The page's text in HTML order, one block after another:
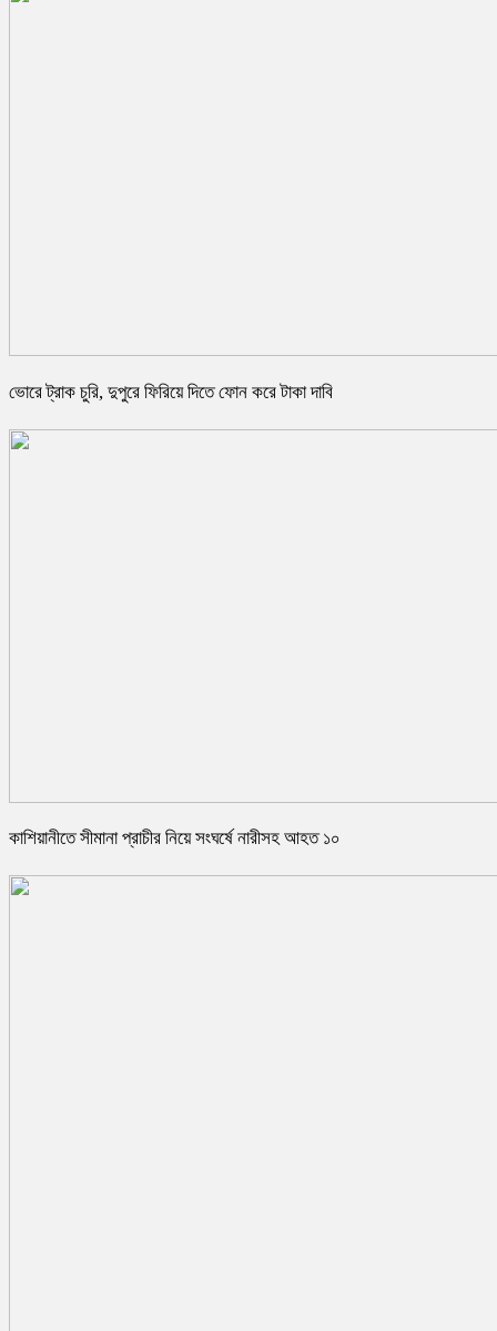
ভোরে ট্রাক চুরি, দুপুরে ফিরিয়ে দিতে ফোন করে টাকা দাবি
কাশিয়ানীতে সীমানা প্রাচীর নিয়ে সংঘর্ষে নারীসহ আহত ১০